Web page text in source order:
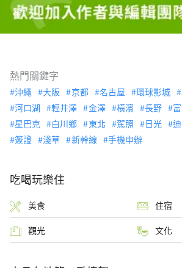
熱門關鍵字
沖繩 大阪 京都 名古屋 環球影城
河口湖
輕井澤 金澤 橫濱 長野
星巴克
白川鄉 東北 駕照 日光
簽證
淺草 新幹線 手機申辦
吃喝玩樂住
美食 住宿
觀光 文化